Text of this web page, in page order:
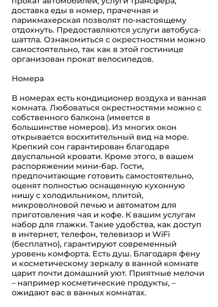
доставка еды в номер, прачечная и
парикмахерская позволят по-настоящему
отдохнуть. Предоставляются услуги автобуса-
шаттла. Ознакомиться с окрестностями можно
самостоятельно, так как в этой гостинице
организован прокат велосипедов.
Номера
В номерах есть кондиционер воздуха и ванная
комната. Любоваться окрестностями можно с
собственного балкона (имеется в
большинстве номеров). Из многих окон
открывается восхитительный вид на море.
Крепкий сон гарантирован благодаря
двуспальной кровати. Кроме этого, в вашем
распоряжении мини-бар. Гости,
предпочитающие готовить самостоятельно,
оценят полностью оснащенную кухонную
нишу с холодильником, плитой,
микроволновой печью и автоматом для
приготовления чая и кофе. К вашим услугам
набор для глажки. Такие удобства, как доступ
в интернет, телефон, телевизор и WiFi
(бесплатно), гарантируют современный
уровень комфорта. Eсть душ. Благодаря фену
и косметическому зеркалу в ванной комнате
царит почти домашний уют. Приятные мелочи
– например косметические продукты, –
ожидают вас в ванных комнатах.